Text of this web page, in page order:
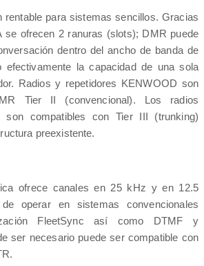
rentable para sistemas sencillos. Gracias
se ofrecen 2 ranuras (slots); DMR puede
dentro del ancho de banda de
efectivamente la capacidad de una sola
Radios y repetidores KENWOOD son
Tier II (convencional). Los radios
son compatibles con Tier III (trunking)
preexistente.
ofrece canales en 25 kHz y en 12.5
operar en sistemas convencionales
FleetSync así como DTMF y
ser necesario puede ser compatible con